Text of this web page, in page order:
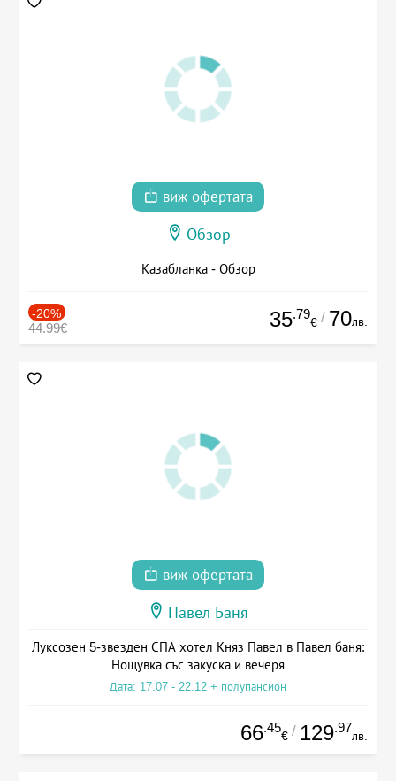
виж офертата
Обзор
Казабланка - Обзор
-20%
44.99€ 35.79
€ / 70лв.
виж офертата
Павел Баня
Луксозен 5-звезден СПА хотел Княз Павел в Павел баня:
Нощувка със закуска и вечеря
Дата: 17.07 - 22.12 + полупансион
66.45
€ / 129.97
лв.